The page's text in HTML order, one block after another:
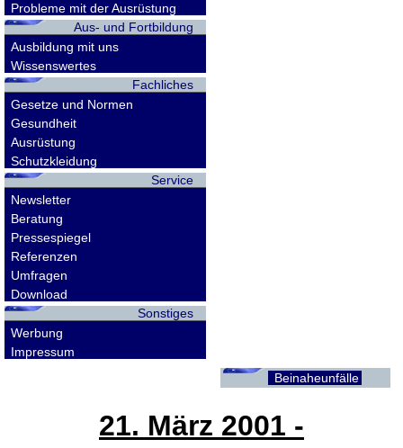
Probleme mit der Ausrüstung
Aus- und Fortbildung
Ausbildung mit uns
Wissenswertes
Fachliches
Gesetze und Normen
Gesundheit
Ausrüstung
Schutzkleidung
Service
Newsletter
Beratung
Pressespiegel
Referenzen
Umfragen
Download
Sonstiges
Werbung
Impressum
Beinaheunfälle
21. März 2001 -